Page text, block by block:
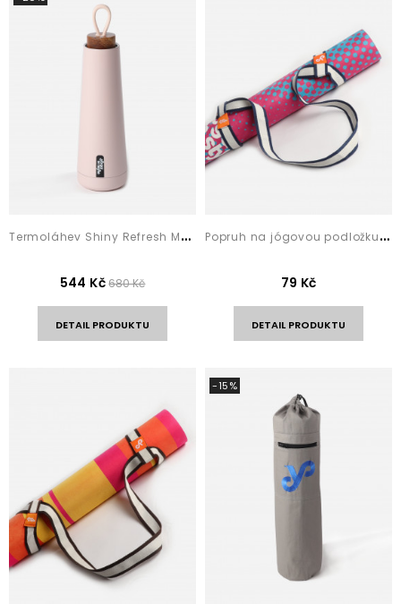
T
ermoláhev Shiny Refresh Metalic Pink
544 Kč 680 Kč
DETAIL PRODUKTU
P
opruh na jógovou podložku Navy Stripes
79 Kč
DETAIL PRODUKTU
-15%